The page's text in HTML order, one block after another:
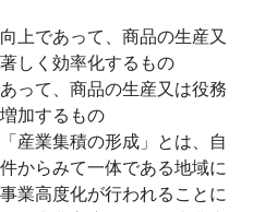
上であって、商品の生産又
しく効率化するもの
って、商品の生産又は役務
加するもの
産業集積の形成」とは、自
からみて一体である地域に
業高度化が行われることに